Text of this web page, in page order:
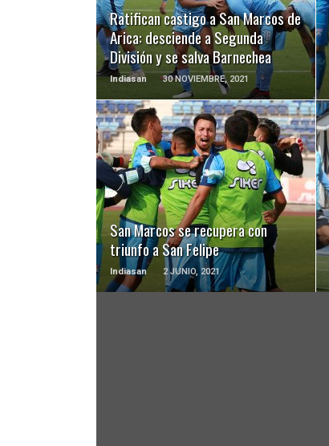
Ratifican castigo a San Marcos de
Arica: desciende a Segunda
División y se salva Barnechea
Indiasan 30 NOVIEMBRE, 2021
San Marcos se recupera con
triunfo a San Felipe
Indiasan 2 JUNIO, 2021
LEER MÁS